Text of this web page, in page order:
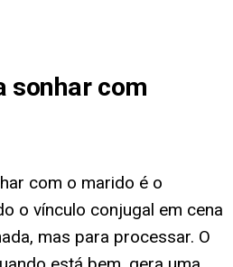
sonhar com
com o marido é o
o vínculo conjugal em cena
mas para processar. O